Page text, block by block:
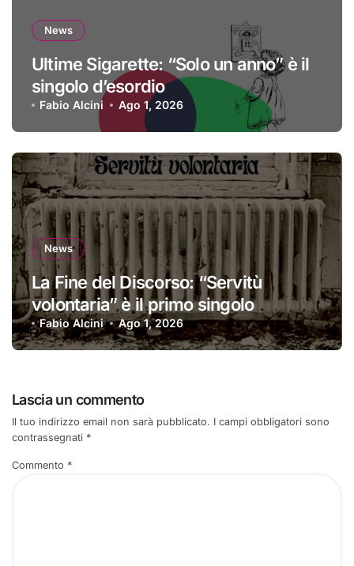
News
Ultime Sigarette: “Solo un anno” è il
singolo d’esordio
Fabio Alcini Ago 1, 2026
News
La Fine del Discorso: “Servitù
volontaria” è il primo singolo
Fabio Alcini Ago 1, 2026
Lascia un commento
Il tuo indirizzo email non sarà pubblicato. I campi obbligatori sono
contrassegnati *
Commento *